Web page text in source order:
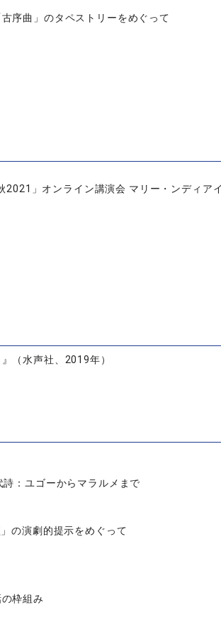
序曲」のタペストリーをめぐって
」オンライン講演会 マリー・ンディア
（水声社、2019年）
：ユゴーからマラルメまで
の演劇的提示をめぐって
枠組み